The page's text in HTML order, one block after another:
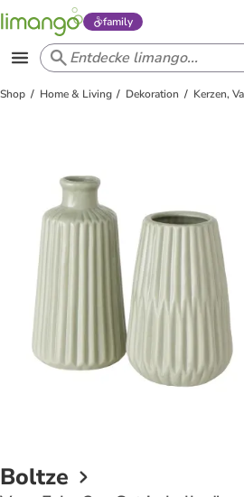
family
Shop Home & Living Dekoration Kerzen,
Boltze